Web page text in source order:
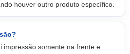
houver outro produto específico.
impressão somente na frente e